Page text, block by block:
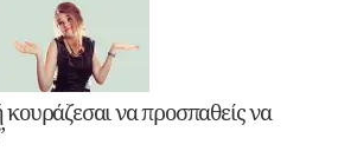
να προσπαθείς να